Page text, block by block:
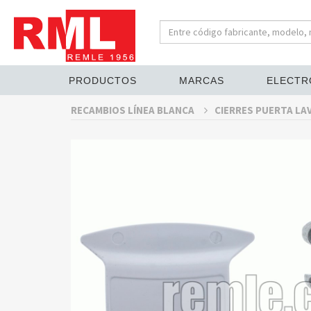
PRODUCTOS MARCAS
RECAMBIOS LÍNEA BLANCA CIERRES PUERTA